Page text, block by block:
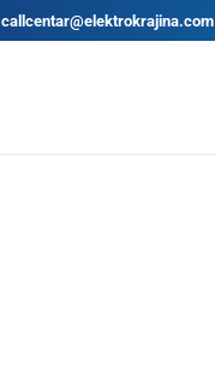
callcentar@elektrokrajina.com